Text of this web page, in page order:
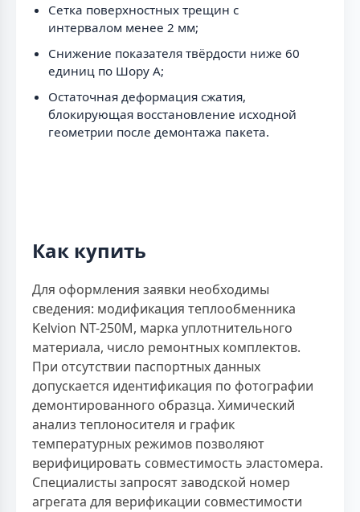
Сетка поверхностных трещин с
интервалом менее 2 мм;
Снижение показателя твёрдости ниже 60
единиц по Шору А;
Остаточная деформация сжатия,
блокирующая восстановление исходной
геометрии после демонтажа пакета.
Как купить
Для оформления заявки необходимы
сведения: модификация теплообменника
Kelvion NT-250M, марка уплотнительного
материала, число ремонтных комплектов.
При отсутствии паспортных данных
допускается идентификация по фотографии
демонтированного образца. Химический
анализ теплоносителя и график
температурных режимов позволяют
верифицировать совместимость эластомера.
Специалисты запросят заводской номер
агрегата для верификации совместимости